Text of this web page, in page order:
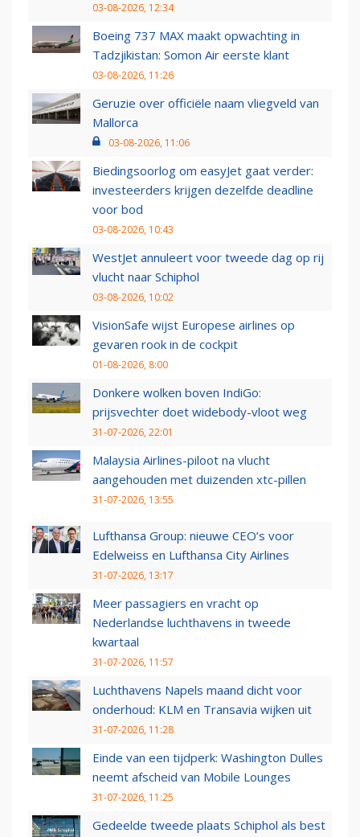
03-08-2026, 12:34
Boeing 737 MAX maakt opwachting in
Tadzjikistan: Somon Air eerste klant
03-08-2026, 11:26
Geruzie over officiële naam vliegveld van
Mallorca
03-08-2026, 11:06
Biedingsoorlog om easyJet gaat verder:
investeerders krijgen dezelfde deadline
voor bod
03-08-2026, 10:43
WestJet annuleert voor tweede dag op rij
vlucht naar Schiphol
03-08-2026, 10:02
VisionSafe wijst Europese airlines op
gevaren rook in de cockpit
01-08-2026, 8:00
Donkere wolken boven IndiGo:
prijsvechter doet widebody-vloot weg
31-07-2026, 22:01
Malaysia Airlines-piloot na vlucht
aangehouden met duizenden xtc-pillen
31-07-2026, 13:55
Lufthansa Group: nieuwe CEO’s voor
Edelweiss en Lufthansa City Airlines
31-07-2026, 13:17
Meer passagiers en vracht op
Nederlandse luchthavens in tweede
kwartaal
31-07-2026, 11:57
Luchthavens Napels maand dicht voor
onderhoud: KLM en Transavia wijken uit
31-07-2026, 11:28
Einde van een tijdperk: Washington Dulles
neemt afscheid van Mobile Lounges
31-07-2026, 11:25
Gedeelde tweede plaats Schiphol als best